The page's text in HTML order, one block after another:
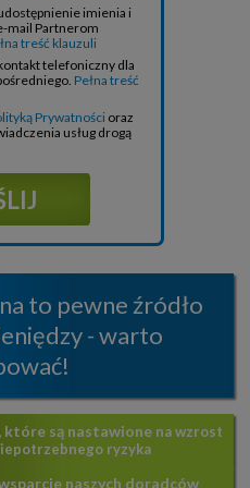
imienia i
mail Partnerom
treść klauzuli
telefoniczny dla
Pełna treść
Prywatności oraz
usług drogą
to pewne źródło
- warto
które są nastawione na wzrost
ryzyka
naszych doradców